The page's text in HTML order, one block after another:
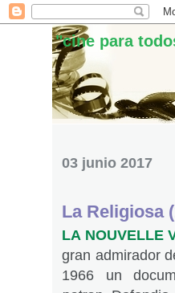
"cine para
03 junio 2017
La Religiosa
LA NOUVELLE
gran admirador
1966 un